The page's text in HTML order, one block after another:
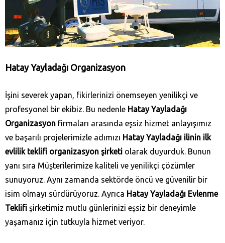
Hatay Yayladağı‎ Organizasyon
İşini severek yapan, fikirlerinizi önemseyen yenilikçi ve
profesyonel bir ekibiz. Bu nedenle Hatay Yayladağı‎
Organizasyon firmaları arasında eşsiz hizmet anlayışımız
ve başarılı projelerimizle adımızı Hatay Yayladağı‎ ilinin ilk
evlilik teklifi organizasyon şirketi olarak duyurduk. Bunun
yanı sıra Müşterilerimize kaliteli ve yenilikçi çözümler
sunuyoruz. Aynı zamanda sektörde öncü ve güvenilir bir
isim olmayı sürdürüyoruz. Ayrıca Hatay Yayladağı‎ Evlenme
Teklifi şirketimiz mutlu günlerinizi eşsiz bir deneyimle
yaşamanız için tutkuyla hizmet veriyor.